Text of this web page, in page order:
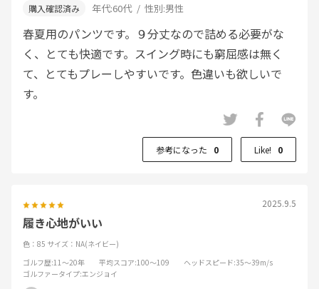
年代:60代 性別:男性
春夏用のパンツです。９分丈なので詰める必要がな
く、とても快適です。スイング時にも窮屈感は無く
て、とてもプレーしやすいです。色違いも欲しいで
す。
参考になった 0 Like! 0
2025.9.5
履き心地がいい
色：85 サイズ：NA(ネイビー)
ゴルフ歴:11～20年 平均スコア:100～109 ヘッドスピード:35～39m/s
ゴルファータイプ:エンジョイ